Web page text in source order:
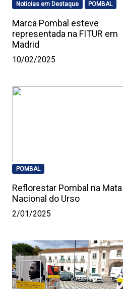
Noticias em Destaque POMBAL
Marca Pombal esteve
representada na FITUR em
Madrid
10/02/2025
POMBAL
Reflorestar Pombal na Mata
Nacional do Urso
2/01/2025